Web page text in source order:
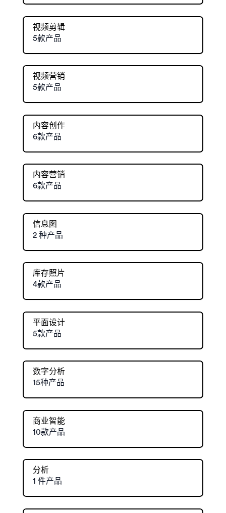
视频剪辑
5款产品
视频营销
5款产品
内容创作
6款产品
内容营销
6款产品
信息图
2 种产品
库存照片
4款产品
平面设计
5款产品
数字分析
15种产品
商业智能
10款产品
分析
1 件产品